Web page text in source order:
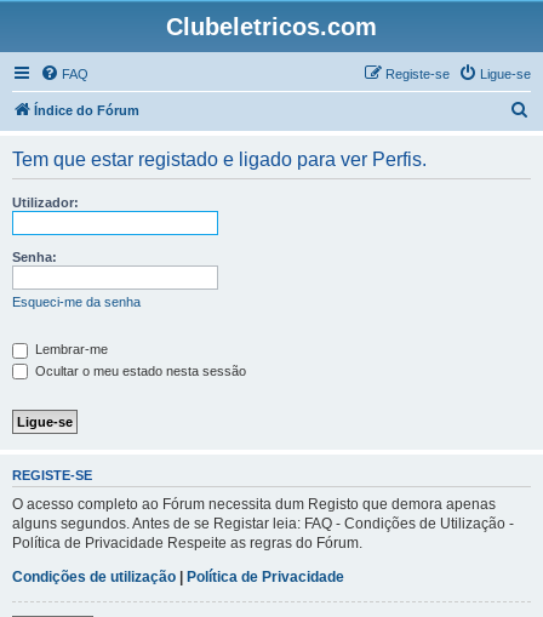
Clubeletricos.com
FAQ Ligue-se
Registe-se
Índice do Fórum
Tem que estar registado e ligado para ver Perfis.
Utilizador:
Senha:
Esqueci-me da senha
Lembrar-me
Ocultar o meu estado nesta sessão
REGISTE-SE
O acesso completo ao Fórum necessita dum Registo que demora apenas
alguns segundos. Antes de se Registar leia: FAQ - Condições de Utilização -
Política de Privacidade Respeite as regras do Fórum.
Condições de utilização | Política de Privacidade